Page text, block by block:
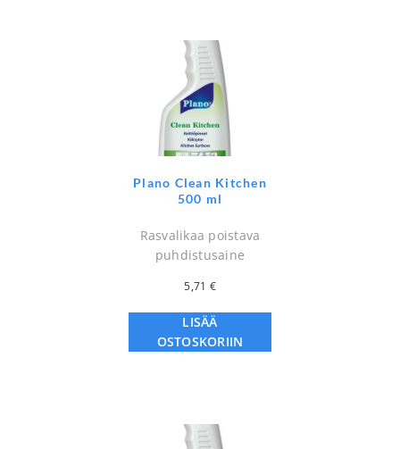
Plano Clean Kitchen
500 ml
Rasvalikaa poistava
puhdistusaine
5,71 €
LISÄÄ
OSTOSKORIIN